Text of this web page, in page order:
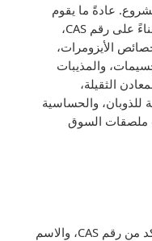
عادةً ما يقوم
المشترون بتقييم حمض ألفا ليبويك بناءً على رقم CAS،
الأيزومرات،
والمذيبات
الثقيلة،
والحساسية
السوق
يجب على قسم التوريد في ALA التأكد من رقم CAS، والاسم